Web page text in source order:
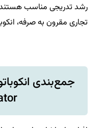
رشد تدریجی مناسب
تجاری مقرون به صرفه،